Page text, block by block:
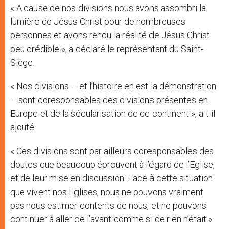
« A cause de nos divisions nous avons assombri la
lumière de Jésus Christ pour de nombreuses
personnes et avons rendu la réalité de Jésus Christ
peu crédible », a déclaré le représentant du Saint-
Siège.
« Nos divisions – et l’histoire en est la démonstration
– sont coresponsables des divisions présentes en
Europe et de la sécularisation de ce continent », a-t-il
ajouté.
« Ces divisions sont par ailleurs coresponsables des
doutes que beaucoup éprouvent à l’égard de l’Eglise,
et de leur mise en discussion. Face à cette situation
que vivent nos Eglises, nous ne pouvons vraiment
pas nous estimer contents de nous, et ne pouvons
continuer à aller de l’avant comme si de rien n’était ».